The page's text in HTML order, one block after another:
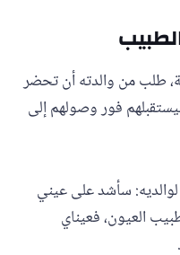
طلب من والدته أن تحضر
فور وصولهم إلى
سأشد على عيني
العيون، فعيناي